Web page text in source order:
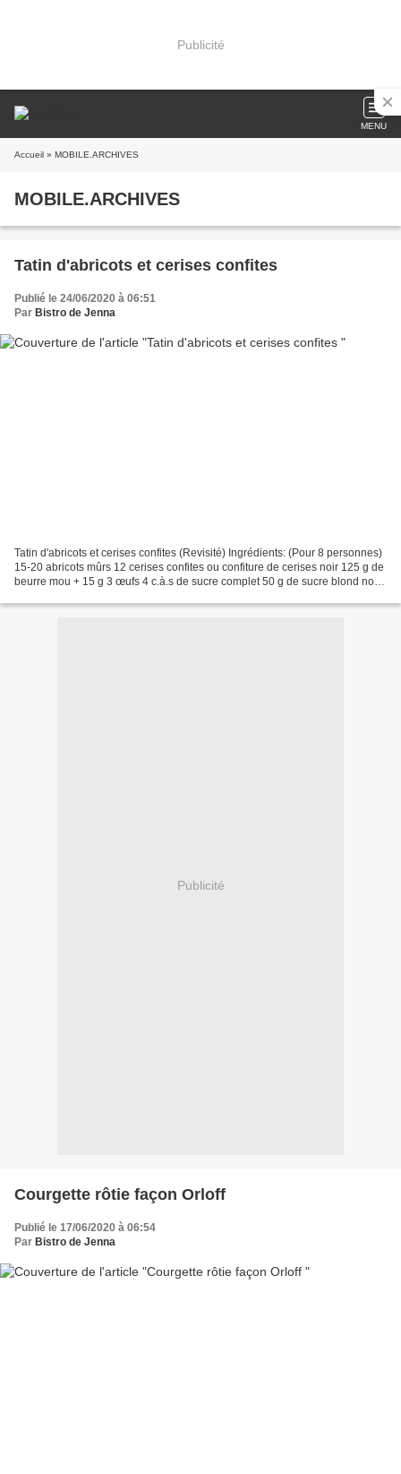
Publicité
MENU
Accueil » MOBILE.ARCHIVES
MOBILE.ARCHIVES
Tatin d'abricots et cerises confites
Publié le 24/06/2020 à 06:51
Par Bistro de Jenna
Tatin d'abricots et cerises confites (Revisité) Ingrédients: (Pour 8 personnes)
15-20 abricots mûrs 12 cerises confites ou confiture de cerises noir 125 g de
beurre mou + 15 g 3 œufs 4 c.à.s de sucre complet 50 g de sucre blond non
Publicité
Courgette rôtie façon Orloff
Publié le 17/06/2020 à 06:54
Par Bistro de Jenna